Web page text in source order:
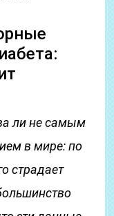
ли не самым
в мире: по
страдает